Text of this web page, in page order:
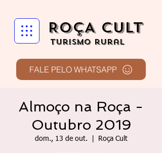
ROÇA CULT
turismo rural
FALE PELO WHATSAPP
Almoço na Roça -
Outubro 2019
dom., 13 de out. Roça Cult